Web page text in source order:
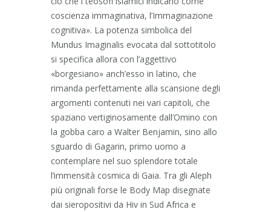
coscienza immaginativa, l’Immaginazione
cognitiva». La potenza simbolica del
Mundus Imaginalis evocata dal sottotitolo
si specifica allora con l’aggettivo
«borgesiano» anch’esso in latino, che
rimanda perfettamente alla scansione degli
argomenti contenuti nei vari capitoli, che
spaziano vertiginosamente dall’Omino con
la gobba caro a Walter Benjamin, sino allo
sguardo di Gagarin, primo uomo a
contemplare nel suo splendore totale
l’immensità cosmica di Gaia. Tra gli Aleph
più originali forse le Body Map disegnate
dai sieropositivi da Hiv in Sud Africa e